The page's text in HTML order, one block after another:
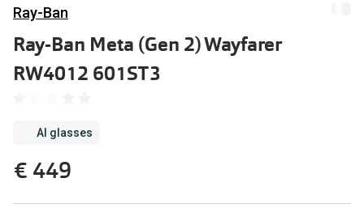
Brilabonnementen
Pearle Bril Plan
20% korting op een complete bril!
Ray-Ban
Ray-Ban Meta (Gen 2) Wayfarer
RW4012 601ST3
AI glasses
€ 449